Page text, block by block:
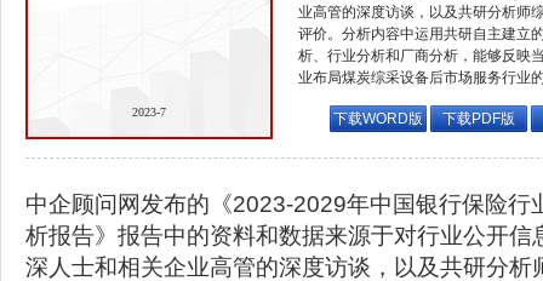
2023-7
业高管的深度访谈，以及共研分析师
评价。分析内容中运用共研自主建立
析、行业分析和厂商分析，能够反映
业布局煤炭综采设备后市场服务行业
下载WORD版 下载PDF版
中企顾问网发布的《2023-2029年中国银行保险行
析报告》报告中的资料和数据来源于对行业公开信
深人士和相关企业高管的深度访谈，以及共研分析